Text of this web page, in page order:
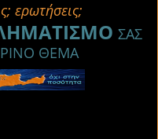
ερωτήσεις;
ΣΑΣ
ΘΕΜΑ